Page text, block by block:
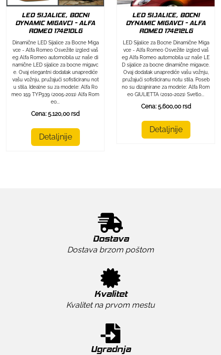
LED SIJALICE, BOCNI
DYNAMIC MIGAVCI - ALFA
ROMEO 174210LG
Dinamične LED Sijalice za Bocne Miga
vce - Alfa Romeo Osvežite izgled vaš
eg Alfa Romeo automobila uz naše di
namične LED sijalice za bocne migavc
e. Ovaj elegantni dodatak unaprediće
vašu vožnju, pružajući sofisticiranu not
u stila. Idealne su za modele: Alfa Ro
meo 159 TYP939 (2005-2011) Alfa Rom
eo...
Cena: 5.120,00 rsd
Detaljnije
LED SIJALICE, BOCNI
DYNAMIC MIGAVCI - ALFA
ROMEO 174212LG
LED Sijalice za Bocne Dinamične Miga
vce - Alfa Romeo Osvežite izgled vaš
eg Alfa Romeo automobila uz naše LE
D sijalice za bocne dinamične migavce.
Ovaj dodatak unaprediće vašu vožnju,
pružajući sofisticiranu notu stila. Poseb
no su dizajnirane za modele: Alfa Rom
eo GIULIETTA (2010-2021) Svetlo...
Cena: 5.600,00 rsd
Detaljnije
Dostava
Dostava brzom poštom
Kvalitet
Kvalitet na prvom mestu
Ugradnja